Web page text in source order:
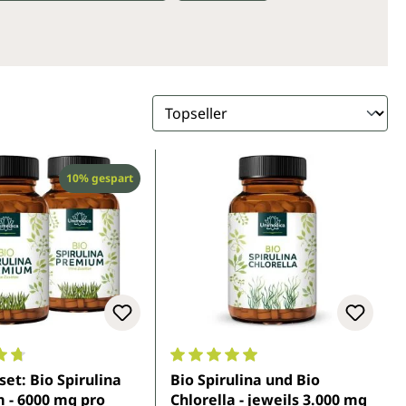
Rabatt
10% gespart
Bewertung von 4.7 von 5 Sternen
Bio Spirulina
- 6000 mg pro
Durchschnittliche Bewertung von
Bio Spirulina und Bio
Chlorella - jeweils 3.000 mg